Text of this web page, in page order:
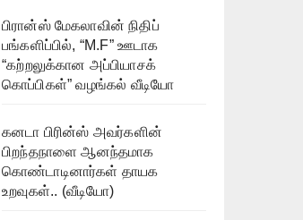
பிரான்ஸ் மேகலாவின் நிதிப்
பங்களிப்பில், “M.F” ஊடாக
“கற்றலுக்கான அப்பியாசக்
கொப்பிகள்” வழங்கல் வீடியோ
கனடா பிரின்ஸ் அவர்களின்
பிறந்தநாளை ஆனந்தமாக
கொண்டாடினார்கள் தாயக
உறவுகள்.. (வீடியோ)